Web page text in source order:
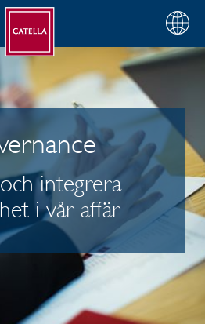
Välj
din
integrera
i vår affär